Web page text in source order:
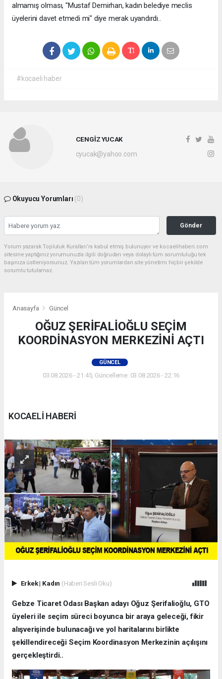
almamış olması, "Mustaf Demirhan, kadın belediye meclis
üyelerini davet etmedi mi" diye merak uyandırdı..
#kocaeli haber
CENGİZ YUCAK
cyucak@yahoo.com
Okuyucu Yorumları (0)
Gönder
Yorum yazarak Topluluk Kuralları’nı kabul etmiş bulunuyor ve kocaelihaberi.com
sitesine yaptığınız yorumunuzla ilgili doğrudan veya dolaylı tüm sorumluluğu tek
başınıza üstleniyorsunuz. Yazılan tüm yorumlardan site yönetimi hiçbir şekilde
sorumlu tutulamaz.
Anasayfa Güncel
OĞUZ ŞERİFALİOĞLU SEÇİM
KOORDİNASYON MERKEZİNİ AÇTI
GÜNCEL
03.08.2026 - 21:45, Güncelleme: 03.08.2026 - 22:16
KOCAELİ HABERİ
Erkek| Kadın (Haberi Sesli Oku)
Gebze Ticaret Odası Başkan adayı Oğuz Şerifalioğlu, GTO
üyeleri ile seçim süreci boyunca bir araya geleceği, fikir
alışverişinde bulunacağı ve yol haritalarını birlikte
şekillendireceği Seçim Koordinasyon Merkezinin açılışını
gerçekleştirdi..